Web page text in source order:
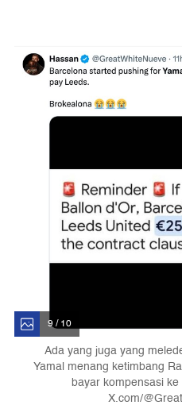
9 / 10
Ada yang juga yang
Yamal menang ketimbang
bayar kompensasi
X.com/